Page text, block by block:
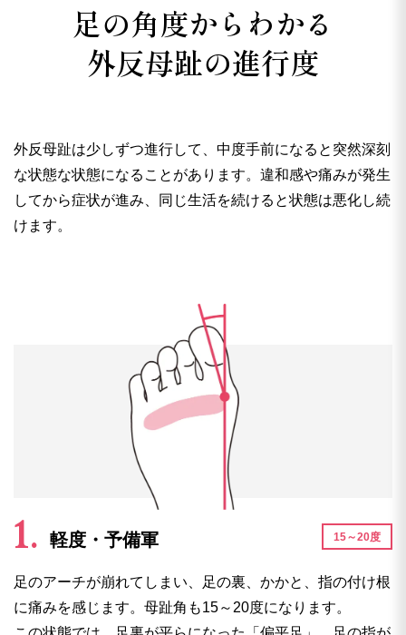
足の角度からわかる
外反母趾の進行度
外反母趾は少しずつ進行して、中度手前になると突然深刻
な状態な状態になることがあります。違和感や痛みが発生
してから症状が進み、同じ生活を続けると状態は悪化し続
けます。
軽度・予備軍 15～20度
足のアーチが崩れてしまい、足の裏、かかと、指の付け根
に痛みを感じます。母趾角も15～20度になります。